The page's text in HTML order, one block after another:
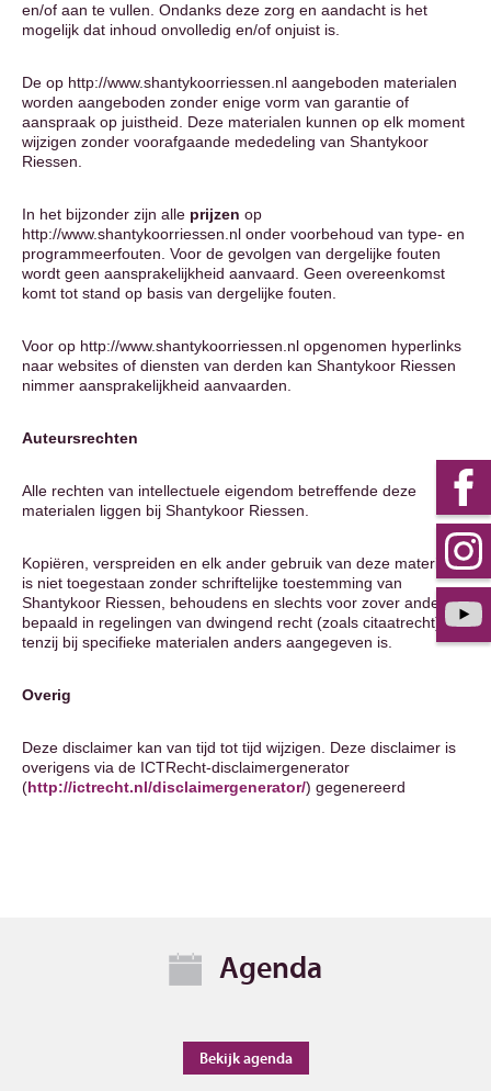
en/of aan te vullen. Ondanks deze zorg en aandacht is het
mogelijk dat inhoud onvolledig en/of onjuist is.
De op http://www.shantykoorriessen.nl aangeboden materialen
worden aangeboden zonder enige vorm van garantie of
aanspraak op juistheid. Deze materialen kunnen op elk moment
wijzigen zonder voorafgaande mededeling van Shantykoor
Riessen.
In het bijzonder zijn alle prijzen op
http://www.shantykoorriessen.nl onder voorbehoud van type- en
programmeerfouten. Voor de gevolgen van dergelijke fouten
wordt geen aansprakelijkheid aanvaard. Geen overeenkomst
komt tot stand op basis van dergelijke fouten.
Voor op http://www.shantykoorriessen.nl opgenomen hyperlinks
naar websites of diensten van derden kan Shantykoor Riessen
nimmer aansprakelijkheid aanvaarden.
Auteursrechten
Alle rechten van intellectuele eigendom betreffende deze
materialen liggen bij Shantykoor Riessen.
Kopiëren, verspreiden en elk ander gebruik van deze materialen
is niet toegestaan zonder schriftelijke toestemming van
Shantykoor Riessen, behoudens en slechts voor zover anders
bepaald in regelingen van dwingend recht (zoals citaatrecht),
tenzij bij specifieke materialen anders aangegeven is.
Overig
Deze disclaimer kan van tijd tot tijd wijzigen. Deze disclaimer is
overigens via de ICTRecht-disclaimergenerator
(http://ictrecht.nl/disclaimergenerator/) gegenereerd
Agenda
Bekijk agenda